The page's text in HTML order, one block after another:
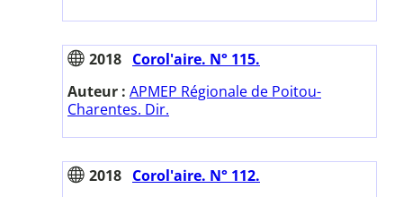
2018 Corol'aire. N° 115.
Auteur : APMEP Régionale de Poitou-
Charentes. Dir.
2018 Corol'aire. N° 112.